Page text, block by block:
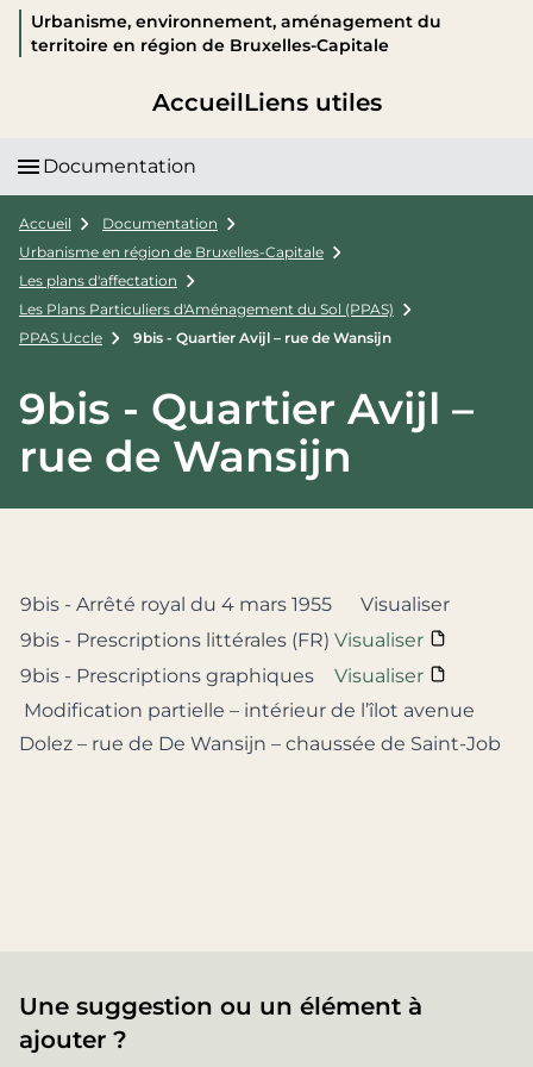
Urbanisme, environnement, aménagement du
territoire en région de Bruxelles-Capitale
AccueilLiens utiles
Documentation
Accueil
Documentation
Urbanisme en région de Bruxelles-Capitale
Les plans d'affectation
Les Plans Particuliers d'Aménagement du Sol (PPAS)
PPAS Uccle
9bis - Quartier Avijl – rue de Wansijn
9bis - Quartier Avijl –
rue de Wansijn
9bis - Arrêté royal du 4 mars 1955
Visualiser
9bis - Prescriptions littérales (FR) Visualiser
9bis - Prescriptions graphiques
Visualiser
Modification partielle – intérieur de l’îlot avenue
Dolez – rue de De Wansijn – chaussée de Saint-Job
Une suggestion ou un élément à
ajouter ?